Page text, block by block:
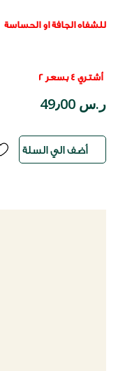
للشفاه الجافة او الحساسة
أشتري 4 بسعر 2
ر.س 49٫00
أضف الي السلة